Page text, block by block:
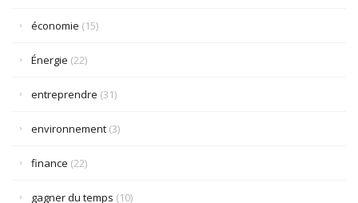
économie (15)
Énergie (22)
entreprendre (31)
environnement (3)
finance (22)
gagner du temps (10)